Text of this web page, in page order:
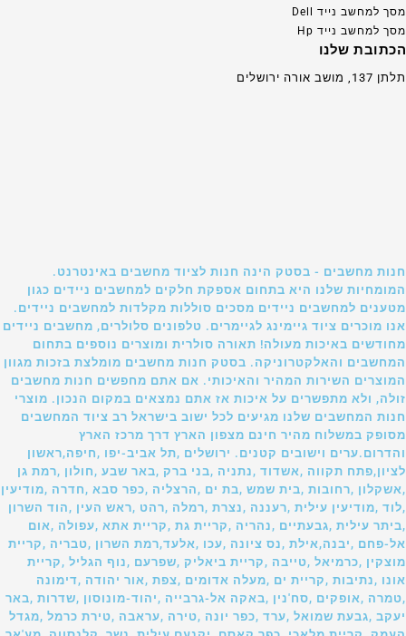
מסך למחשב נייד Dell
מסך למחשב נייד Hp
הכתובת שלנו
תלתן 137, מושב אורה ירושלים
חנות מחשבים - בסטק הינה חנות לציוד מחשבים באינטרנט.
המומחיות שלנו היא בתחום אספקת חלקים למחשבים ניידים כגון
מטענים למחשבים ניידים מסכים סוללות מקלדות למחשבים ניידים.
אנו מוכרים ציוד גיימינג לגיימרים. טלפונים סלולרים, מחשבים ניידים
מחודשים באיכות מעולה! תאורה סולרית ומוצרים נוספים בתחום
המחשבים והאלקטרוניקה. בסטק חנות מחשבים מומלצת בזכות מגוון
המוצרים השירות המהיר והאיכותי. אם אתם מחפשים חנות מחשבים
זולה, ולא מתפשרים על איכות אז אתם נמצאים במקום הנכון. מוצרי
חנות המחשבים שלנו מגיעים לכל ישוב בישראל רב ציוד המחשבים
מסופק במשלוח מהיר חינם מצפון הארץ דרך מרכז הארץ
והדרום.ערים וישובים קטנים. ירושלים ,תל אביב-יפו ,חיפה,ראשון
לציון,פתח תקווה ,אשדוד ,נתניה ,בני ברק ,באר שבע ,חולון ,רמת גן
,אשקלון ,רחובות ,בית שמש ,בת ים ,הרצליה ,כפר סבא ,חדרה ,מודיעין
,לוד ,מודיעין עילית ,רעננה ,נצרת ,רמלה ,רהט ,ראש העין ,הוד השרון
,ביתר עילית ,גבעתיים ,נהריה ,קריית גת ,קריית אתא ,עפולה ,אום
אל-פחם ,יבנה,אילת ,נס ציונה ,עכו ,אלעד,רמת השרון ,טבריה ,קריית
מוצקין ,כרמיאל ,טייבה ,קריית ביאליק ,שפרעם ,נוף הגליל ,קריית
אונו ,נתיבות ,קריית ים ,מעלה אדומים ,צפת ,אור יהודה ,דימונה
,טמרה ,אופקים ,סח'נין ,באקה אל-גרבייה ,יהוד-מונוסון ,שדרות ,באר
יעקב ,גבעת שמואל ,ערד ,כפר יונה ,טירה ,עראבה ,טירת כרמל ,מגדל